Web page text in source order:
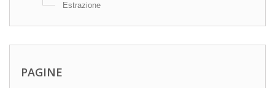
Estrazione
PAGINE